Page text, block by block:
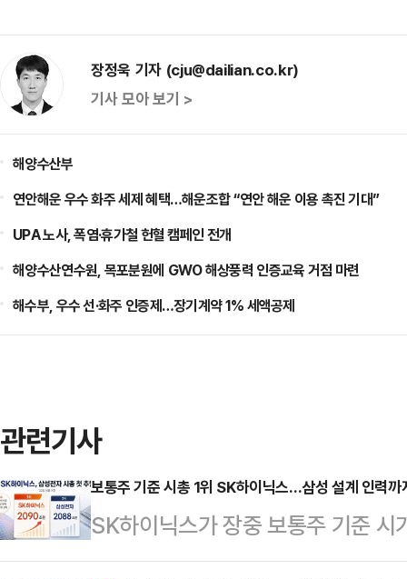
장정욱 기자 (cju@dailian.co.kr)
기사 모아 보기 >
해양수산부
연안해운 우수 화주 세제 혜택…해운조합 “연안 해운 이용 촉진 기대”
UPA 노사, 폭염·휴가철 헌혈 캠페인 전개
해양수산연수원, 목포분원에 GWO 해상풍력 인증교육 거점 마련
해수부, 우수 선·화주 인증제…장기계약 1% 세액공제
관련기사
보통주 기준 시총 1위 SK하이닉스…삼성 설계 인력까
SK하이닉스가 장중 보통주 기준
대장주 경쟁을 뒤흔든 가운데, 반도